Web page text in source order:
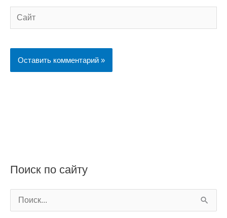
Сайт
Поиск по сайту
о